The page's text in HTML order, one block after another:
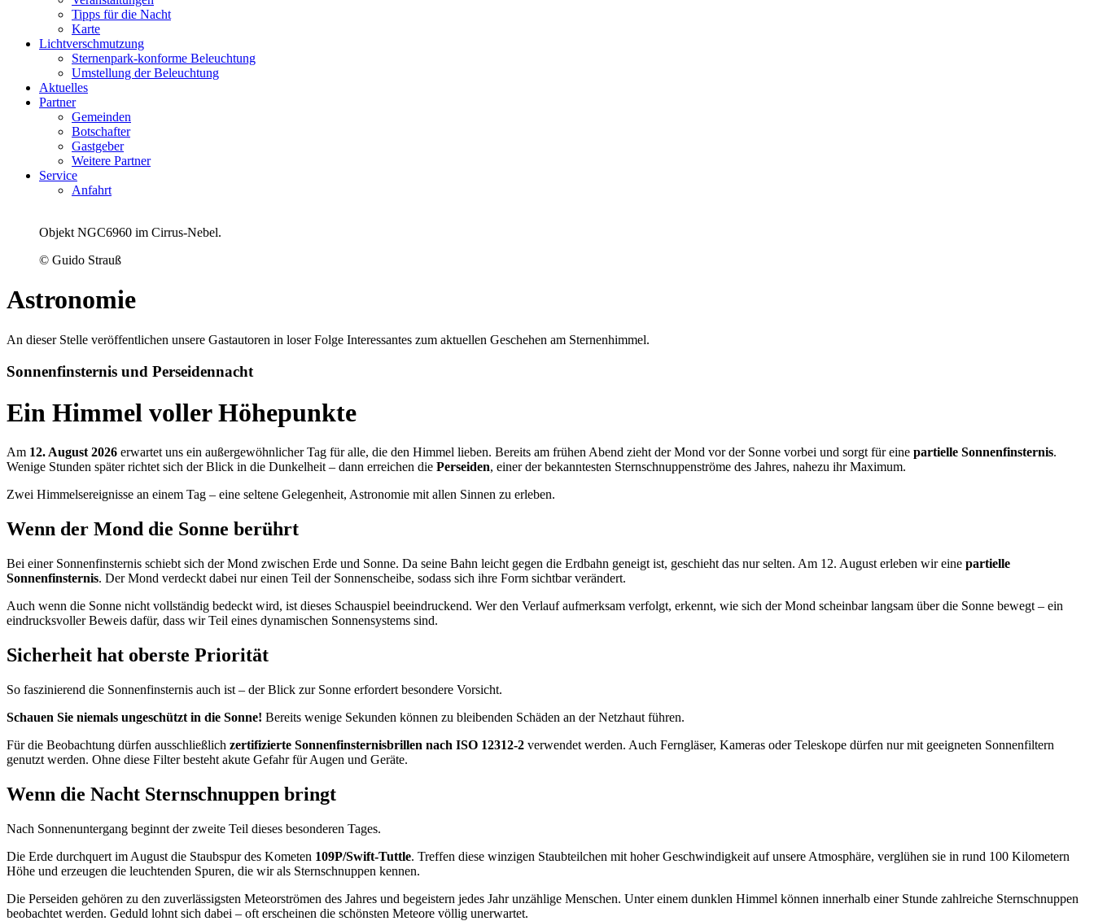
Tipps für die Nacht
Karte
Lichtverschmutzung
Sternenpark-konforme Beleuchtung
Umstellung der Beleuchtung
Aktuelles
Partner
Gemeinden
Botschafter
Gastgeber
Weitere Partner
Service
Anfahrt
Objekt NGC6960 im Cirrus-Nebel.
© Guido Strauß
Astronomie
An dieser Stelle veröffentlichen unsere Gastautoren in loser Folge Interessantes zum aktuellen Geschehen am Sternenhimmel.
Sonnenfinsternis und Perseidennacht
Ein Himmel voller Höhepunkte
Am 12. August 2026 erwartet uns ein außergewöhnlicher Tag für alle, die den Himmel lieben. Bereits am frühen Abend zieht der Mond vor der Sonne vorbei und sorgt für eine partielle Sonnenfinsternis.
Wenige Stunden später richtet sich der Blick in die Dunkelheit – dann erreichen die Perseiden, einer der bekanntesten Sternschnuppenströme des Jahres, nahezu ihr Maximum.
Zwei Himmelsereignisse an einem Tag – eine seltene Gelegenheit, Astronomie mit allen Sinnen zu erleben.
Wenn der Mond die Sonne berührt
Bei einer Sonnenfinsternis schiebt sich der Mond zwischen Erde und Sonne. Da seine Bahn leicht gegen die Erdbahn geneigt ist, geschieht das nur selten. Am 12. August erleben wir eine partielle
Sonnenfinsternis. Der Mond verdeckt dabei nur einen Teil der Sonnenscheibe, sodass sich ihre Form sichtbar verändert.
Auch wenn die Sonne nicht vollständig bedeckt wird, ist dieses Schauspiel beeindruckend. Wer den Verlauf aufmerksam verfolgt, erkennt, wie sich der Mond scheinbar langsam über die Sonne bewegt – ein
eindrucksvoller Beweis dafür, dass wir Teil eines dynamischen Sonnensystems sind.
Sicherheit hat oberste Priorität
So faszinierend die Sonnenfinsternis auch ist – der Blick zur Sonne erfordert besondere Vorsicht.
Schauen Sie niemals ungeschützt in die Sonne! Bereits wenige Sekunden können zu bleibenden Schäden an der Netzhaut führen.
Für die Beobachtung dürfen ausschließlich zertifizierte Sonnenfinsternisbrillen nach ISO 12312-2 verwendet werden. Auch Ferngläser, Kameras oder Teleskope dürfen nur mit geeigneten Sonnenfiltern
genutzt werden. Ohne diese Filter besteht akute Gefahr für Augen und Geräte.
Wenn die Nacht Sternschnuppen bringt
Nach Sonnenuntergang beginnt der zweite Teil dieses besonderen Tages.
Die Erde durchquert im August die Staubspur des Kometen 109P/Swift-Tuttle. Treffen diese winzigen Staubteilchen mit hoher Geschwindigkeit auf unsere Atmosphäre, verglühen sie in rund 100 Kilometern
Höhe und erzeugen die leuchtenden Spuren, die wir als Sternschnuppen kennen.
Die Perseiden gehören zu den zuverlässigsten Meteorströmen des Jahres und begeistern jedes Jahr unzählige Menschen. Unter einem dunklen Himmel können innerhalb einer Stunde zahlreiche Sternschnuppen
beobachtet werden. Geduld lohnt sich dabei – oft erscheinen die schönsten Meteore völlig unerwartet.